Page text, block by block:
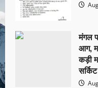
मंगल
आग,
कड़ी